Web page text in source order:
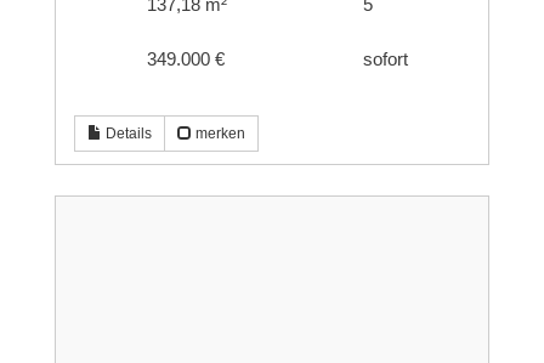
137,18 m² 5
349.000 € sofort
Details merken